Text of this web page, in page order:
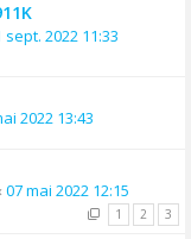
sept. 2022 11:33
2022 13:43
07 mai 2022 12:15
1 2 3